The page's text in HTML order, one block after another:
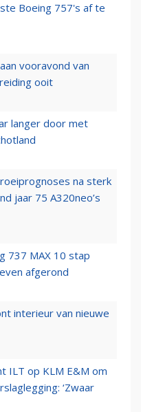
Boeing 757's af te
vooravond van
ooit
langer door met
na sterk
jaar 75 A320neo’s
737 MAX 10 stap
afgerond
interieur van nieuwe
ILT op KLM E&M om
‘Zwaar